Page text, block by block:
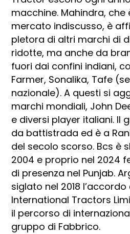
macchine. Mahindra, che
mercato indiscusso, è
pletora di altri marchi di
ridotte, ma anche da
fuori dai confini indiani,
Farmer, Sonalika, Tafe
nazionale). A questi si
marchi mondiali, John
e diversi player italiani. Il
da battistrada ed è a
del secolo scorso. Bcs è
2004 e proprio nel 2024
di presenza nel Punjab.
siglato nel 2018 l’accordo
International Tractors
il percorso di
gruppo di Fabbrico.